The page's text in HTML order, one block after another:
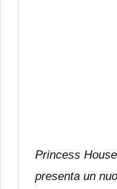
Princess
presenta un